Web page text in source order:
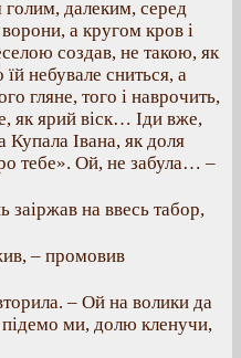
далеким, серед
а кругом кров і
создав, не такою, як
небувале сниться, а
гляне, того і наврочить,
як ярий віск… Іди вже,
Купала Івана, як доля
тебе». Ой, не забула… –
заіржав на ввесь табор,
– промовив
– Ой на волики да
підемо ми, долю кленучи,